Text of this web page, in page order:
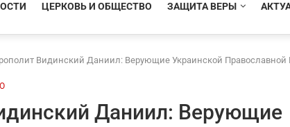
ЦЕРКОВЬ И ОБЩЕСТВО ЗАЩИТА ВЕРЫ
Видинский Даниил: Верующие Украинской Православной
Даниил: Верующие